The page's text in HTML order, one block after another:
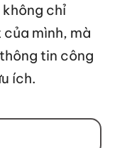
chỉ
mình, mà
tin công
ích.